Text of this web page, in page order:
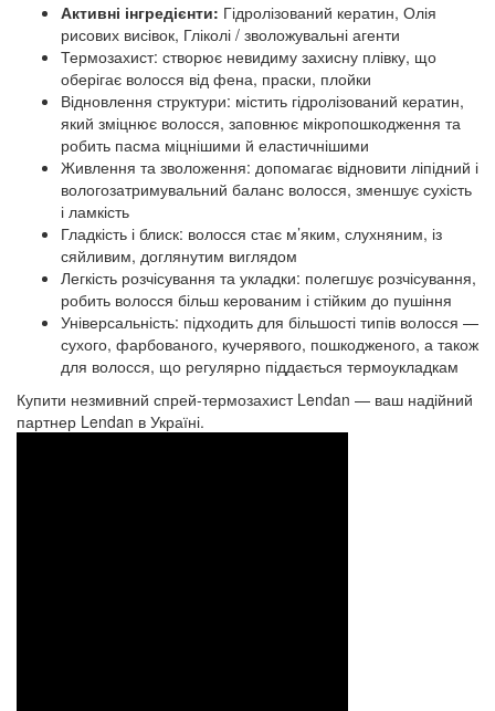
Активні інгредієнти: Гідролізований кератин, Олія
рисових висівок, Гліколі / зволожувальні агенти
Термозахист: створює невидиму захисну плівку, що
оберігає волосся від фена, праски, плойки
Відновлення структури: містить гідролізований кератин,
який зміцнює волосся, заповнює мікропошкодження та
робить пасма міцнішими й еластичнішими
Живлення та зволоження: допомагає відновити ліпідний і
вологозатримувальний баланс волосся, зменшує сухість
і ламкість
Гладкість і блиск: волосся стає м’яким, слухняним, із
сяйливим, доглянутим виглядом
Легкість розчісування та укладки: полегшує розчісування,
робить волосся більш керованим і стійким до пушіння
Універсальність: підходить для більшості типів волосся —
сухого, фарбованого, кучерявого, пошкодженого, а також
для волосся, що регулярно піддається термоукладкам
Купити незмивний спрей-термозахист Lendan — ваш надійний
партнер Lendan в Україні.